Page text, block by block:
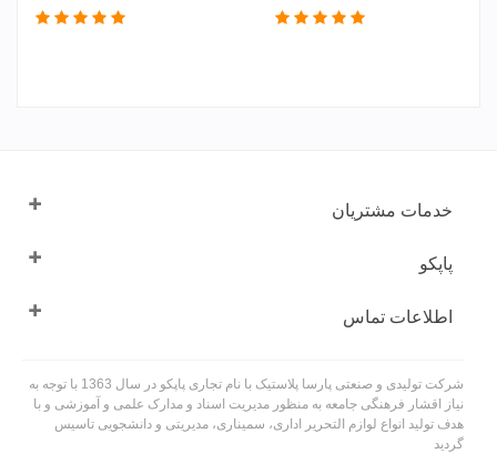
خدمات مشتریان
پاپکو
اطلاعات تماس
شرکت تولیدی و صنعتی پارسا پلاستیک با نام تجاری پاپکو در سال 1363 با توجه به
نیاز اقشار فرهنگی جامعه به منظور مدیریت اسناد و مدارک علمی و آموزشی و با
هدف تولید انواع لوازم التحریر اداری، سمیناری، مدیریتی و دانشجویی تاسیس
گردید